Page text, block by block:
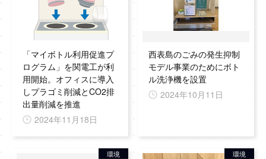
「マイボトル利用促進プ
ログラム」を関電工が利
用開始。オフィスに導入
しプラゴミ削減とCO2排
出量削減を推進
2024年11月18日
西表島のごみの発生抑制
モデル事業のためにボト
ル洗浄機を設置
2024年10月11日
環境 環境